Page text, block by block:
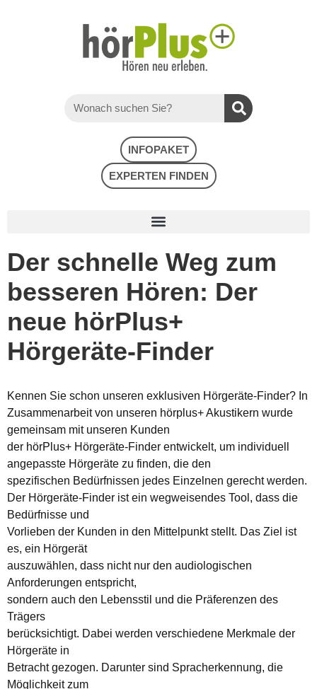
INFOPAKET
EXPERTEN FINDEN
Der schnelle Weg zum
besseren Hören: Der
neue hörPlus+
Hörgeräte-Finder
Kennen Sie schon unseren exklusiven Hörgeräte-Finder? In
Zusammenarbeit von unseren hörplus+ Akustikern wurde
gemeinsam mit unseren Kunden
der hörPlus+ Hörgeräte-Finder entwickelt, um individuell
angepasste Hörgeräte zu finden, die den
spezifischen Bedürfnissen jedes Einzelnen gerecht werden.
Der Hörgeräte-Finder ist ein wegweisendes Tool, dass die
Bedürfnisse und
Vorlieben der Kunden in den Mittelpunkt stellt. Das Ziel ist
es, ein Hörgerät
auszuwählen, dass nicht nur den audiologischen
Anforderungen entspricht,
sondern auch den Lebensstil und die Präferenzen des
Trägers
berücksichtigt. Dabei werden verschiedene Merkmale der
Hörgeräte in
Betracht gezogen. Darunter sind Spracherkennung, die
Möglichkeit zum